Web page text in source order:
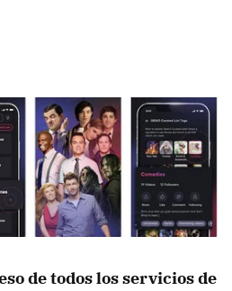
de todos los servicios de